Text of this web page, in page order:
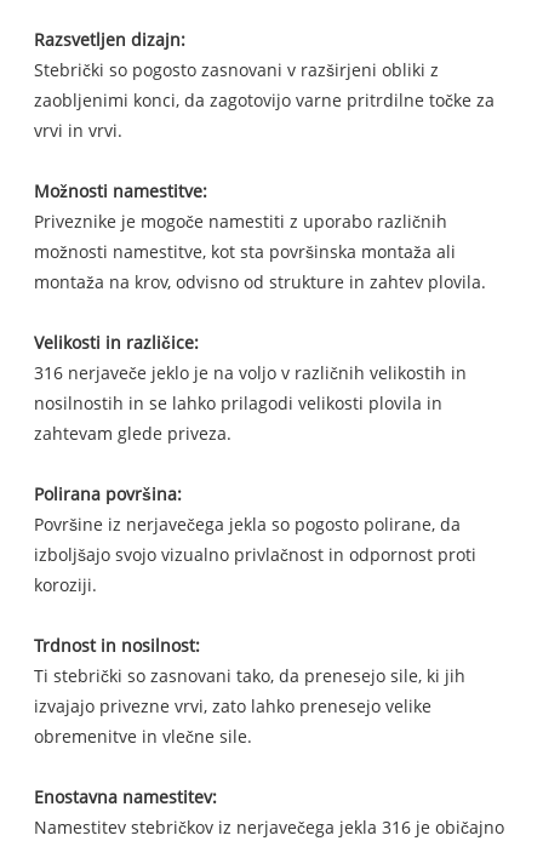
Razsvetljen dizajn:
Stebrički so pogosto zasnovani v razširjeni obliki z
zaobljenimi konci, da zagotovijo varne pritrdilne točke za
vrvi in ​​vrvi.
Možnosti namestitve:
Priveznike je mogoče namestiti z uporabo različnih
možnosti namestitve, kot sta površinska montaža ali
montaža na krov, odvisno od strukture in zahtev plovila.
Velikosti in različice:
316 nerjaveče jeklo je na voljo v različnih velikostih in
nosilnostih in se lahko prilagodi velikosti plovila in
zahtevam glede priveza.
Polirana površina:
Površine iz nerjavečega jekla so pogosto polirane, da
izboljšajo svojo vizualno privlačnost in odpornost proti
koroziji.
Trdnost in nosilnost:
Ti stebrički so zasnovani tako, da prenesejo sile, ki jih
izvajajo privezne vrvi, zato lahko prenesejo velike
obremenitve in vlečne sile.
Enostavna namestitev:
Namestitev stebričkov iz nerjavečega jekla 316 je običajno